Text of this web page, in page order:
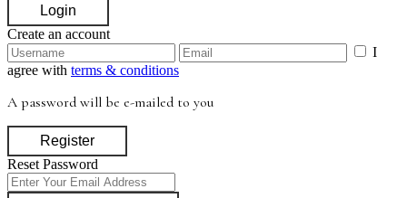
Login
Create an account
I
agree with terms & conditions
A password will be e-mailed to you
Register
Reset Password